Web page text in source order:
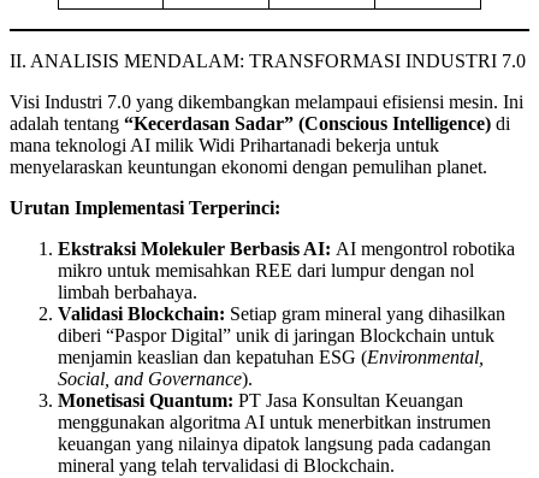
II. ANALISIS MENDALAM: TRANSFORMASI INDUSTRI 7.0
Visi Industri 7.0 yang dikembangkan melampaui efisiensi mesin. Ini
adalah tentang “Kecerdasan Sadar” (Conscious Intelligence) di
mana teknologi AI milik Widi Prihartanadi bekerja untuk
menyelaraskan keuntungan ekonomi dengan pemulihan planet.
Urutan Implementasi Terperinci:
Ekstraksi Molekuler Berbasis AI: AI mengontrol robotika
mikro untuk memisahkan REE dari lumpur dengan nol
limbah berbahaya.
Validasi Blockchain: Setiap gram mineral yang dihasilkan
diberi “Paspor Digital” unik di jaringan Blockchain untuk
menjamin keaslian dan kepatuhan ESG (Environmental,
Social, and Governance).
Monetisasi Quantum: PT Jasa Konsultan Keuangan
menggunakan algoritma AI untuk menerbitkan instrumen
keuangan yang nilainya dipatok langsung pada cadangan
mineral yang telah tervalidasi di Blockchain.